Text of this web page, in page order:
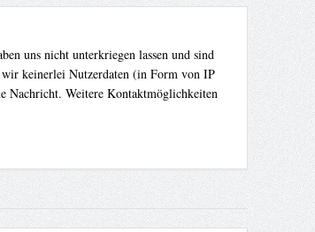
uns nicht unterkriegen lassen und sind
wir keinerlei Nutzerdaten (in Form von IP
Nachricht. Weitere Kontaktmöglichkeiten